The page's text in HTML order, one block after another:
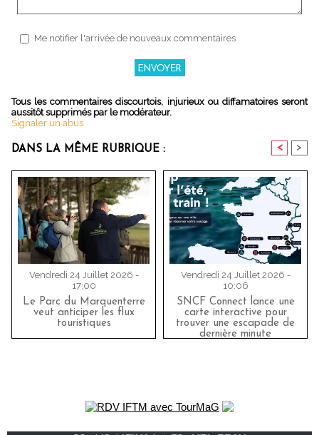
Me notifier l'arrivée de nouveaux commentaires
Tous les commentaires discourtois, injurieux ou diffamatoires seront
aussitôt supprimés par le modérateur.
Signaler un abus
DANS LA MÊME RUBRIQUE : < >
Vendredi 24 Juillet 2026 -
17:00
Le Parc du Marquenterre
veut anticiper les flux
touristiques
Vendredi 24 Juillet 2026 -
10:06
SNCF Connect lance une
carte interactive pour
trouver une escapade de
dernière minute